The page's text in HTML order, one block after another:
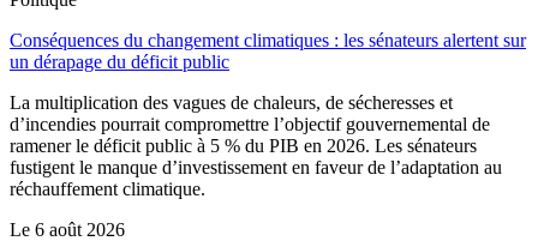
Conséquences du changement climatiques : les sénateurs alertent sur
un dérapage du déficit public
La multiplication des vagues de chaleurs, de sécheresses et
d’incendies pourrait compromettre l’objectif gouvernemental de
ramener le déficit public à 5 % du PIB en 2026. Les sénateurs
fustigent le manque d’investissement en faveur de l’adaptation au
réchauffement climatique.
Le 6 août 2026